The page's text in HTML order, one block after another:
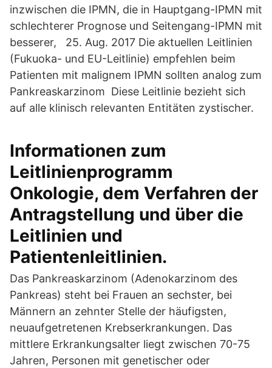
inzwischen die IPMN, die in Hauptgang-IPMN mit
schlechterer Prognose und Seitengang-IPMN mit
besserer, 25. Aug. 2017 Die aktuellen Leitlinien
(Fukuoka- und EU-Leitlinie) empfehlen beim
Patienten mit malignem IPMN sollten analog zum
Pankreaskarzinom Diese Leitlinie bezieht sich
auf alle klinisch relevanten Entitäten zystischer.
Informationen zum
Leitlinienprogramm
Onkologie, dem Verfahren der
Antragstellung und über die
Leitlinien und
Patientenleitlinien.
Das Pankreaskarzinom (Adenokarzinom des
Pankreas) steht bei Frauen an sechster, bei
Männern an zehnter Stelle der häufigsten,
neuaufgetretenen Krebserkrankungen. Das
mittlere Erkrankungsalter liegt zwischen 70-75
Jahren, Personen mit genetischer oder